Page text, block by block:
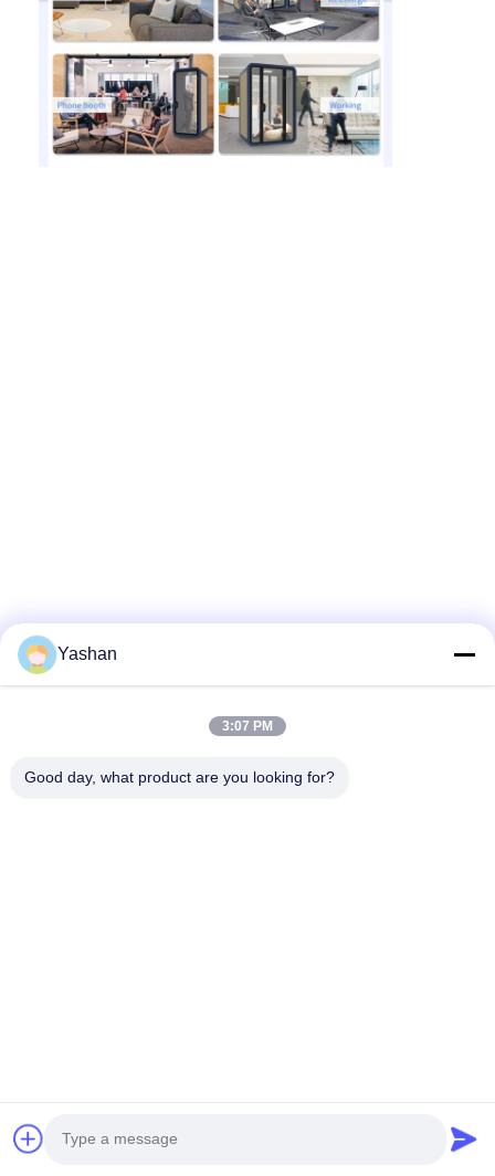
Yashan
3:07 PM
Good day, what product are you looking for?